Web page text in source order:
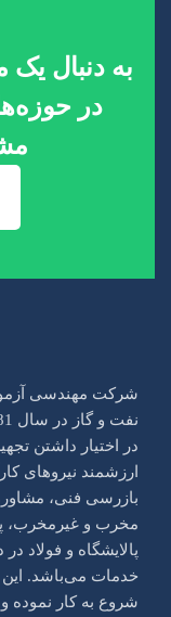
به دنبال
در
شرکت مهندسی
در اختیار داشتن
ارزشمند نیروهای
بازرسی فنی،
مخرب و غیر‌مخرب،
پالایشگاه و فولاد
خدمات می‌باشد.
شروع به کار